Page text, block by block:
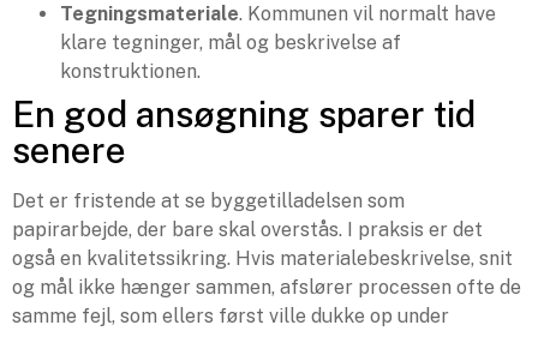
Tegningsmateriale. Kommunen vil normalt have
klare tegninger, mål og beskrivelse af
konstruktionen.
En god ansøgning sparer tid
senere
Det er fristende at se byggetilladelsen som
papirarbejde, der bare skal overstås. I praksis er det
også en kvalitetssikring. Hvis materialebeskrivelse, snit
og mål ikke hænger sammen, afslører processen ofte de
samme fejl, som ellers først ville dukke op under